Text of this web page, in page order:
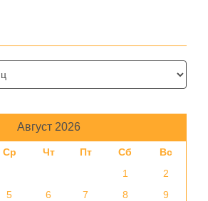
Август 2026
Ср Чт Пт Сб
Вс
1
2
5 6 7 8
9